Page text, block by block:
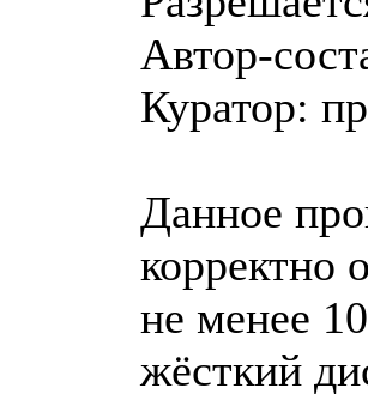
Автор-
Куратор:
Данное
корректно
не менее
жёсткий